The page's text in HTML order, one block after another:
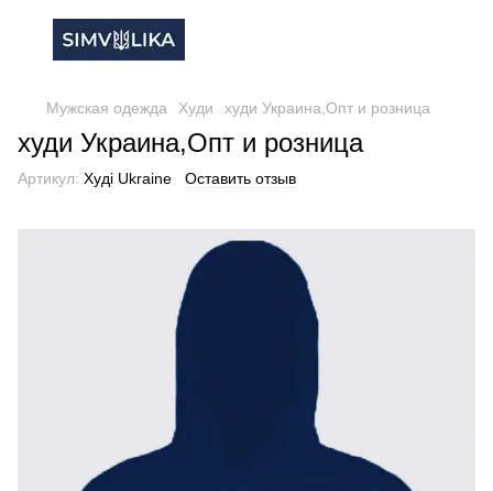
Мужская одежда Худи худи Украина,Опт и розница
худи Украина,Опт и розница
Артикул: Худі Ukraine Оставить отзыв